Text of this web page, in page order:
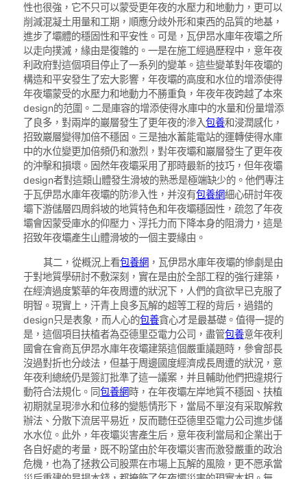
性也很強，它不只可以蒙受更年夜的水壓力和地動力，更可以
削減混凝土用量和工期，順應分歧外形和東西的品質的地基，
進步了壩體的穩固性和平安性。可是，瓦伊昂水庫年夜壩之所
以走向撲滅，緣由是復雜的。一是在施工經過歷程中，意年夜
利政府對這個項目停止了一系列的變革。這些變革對年夜壩的
構造和平安發生了宏大影響，年夜壩的高度和水位的增添使得
年夜壩蒙受的水壓力和地動力不勝重負，年夜年夜跨越了本來
design的范圍。二是庫容的增添使得水庫中的水量和份量增添
了良多，對兩岸的巖層發生了更年夜的滲入包養和浸潤感化，
招致巖層變得加倍不穩固。三是抽水蓄能電站的運轉使得水庫
中的水位變更加倍頻仍和激烈，對年夜壩和巖層發生了更年夜
的沖擊和損壞。固然年夜壩采用了那時最新的技巧，但年夜壩
design者對這類山體發生滑坡的熟悉是極端缺少的。他們專注
于瓦伊昂水庫年夜壩的防滲入性，并沒有包養網細心研討年夜
壩下游儲層四周斜坡的地質特色和年夜壩穩固性，疏忽了年夜
壩會因蒙受庫水的仰壓力、浮托力而下降本身的阻滑力，這是
招致年夜壩產生山體滑坡的一個主要緣由。
其二，從概況上看包養網 ，瓦伊昂水庫年夜壩的慘劇是由
于對地質學研討不敷深刻，實在是由於全部工程的強行建築，
在經濟過度繁華的年夜周遭的狀況下，人們的貪欲早已克服了
明智。現實上，汗青上良多瓦解的超等工程的背后，過錯的
design只是表象，而人心的包養貪心才是最基礎。值得一提的
是，這個項目扶植者為亞德里亞電力公司，盡管包養意年夜利
國會在會商瓦伊昂水庫年夜壩建築這個嚴重議題時，參會部長
沒過對折也分歧法，但基于周邊國度經濟成長周遭的狀況，意
年夜利總統仍是簽訂批準了這一議案，并且輔助他們把違規行
動符合法規化。同包養網時，在年夜壩左岸地質不穩固、扶植
初期就呈現滲水和位移的變態情形下，當局不單沒有采取解救
辦法、分散下流居平易近，反而聽任亞德里亞電力公司進步儲
水水位。此外，年夜壩災害產生后，意年夜利當局和企業出于
各自好處的考量，既不盼望由於年夜壩災害而激發嚴重的政治
危機，也為了拯救公司股票在市場上瓦解的風險，更不愿承當